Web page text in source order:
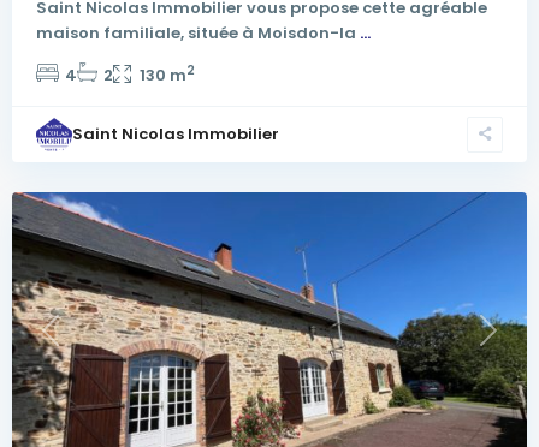
Saint Nicolas Immobilier vous propose cette agréable
maison familiale, située à Moisdon-la ...
4
2 130 m2
Saint Nicolas Immobilier
Previous Next